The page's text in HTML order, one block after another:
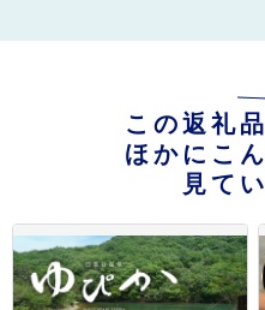
この返礼
ほかにこ
見て